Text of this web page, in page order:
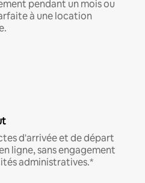
pendant un mois ou
à une location
d'arrivée et de départ
ligne, sans engagement
administratives.*